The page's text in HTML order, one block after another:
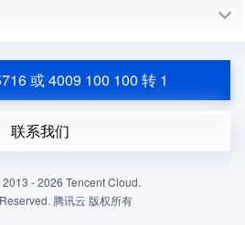
或 4009 100 100 转 1
联系我们
-2026 Tencent Cloud.
腾讯云 版权所有